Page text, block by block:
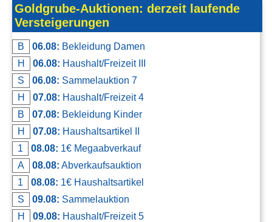
Marktplatz
Auktionen
jetzt inserieren
Kontakt
AGB, Nutzungsbedingungen
Impressum
Goldgrube-Auktionen: derzeit laufende
Versteigerungen
B 06.08: Bekleidung Damen
H
06.08: Haushalt/Freizeit III
S
06.08: Sammelauktion 7
H
07.08: Haushalt/Freizeit 4
B
07.08: Bekleidung Kinder
H
07.08: Haushaltsartikel II
1
08.08: 1€ Megaabverkauf
A
08.08: Abverkaufsauktion
1
08.08: 1€ Haushaltsartikel
S
09.08: Sammelauktion
H
09.08: Haushalt/Freizeit 5